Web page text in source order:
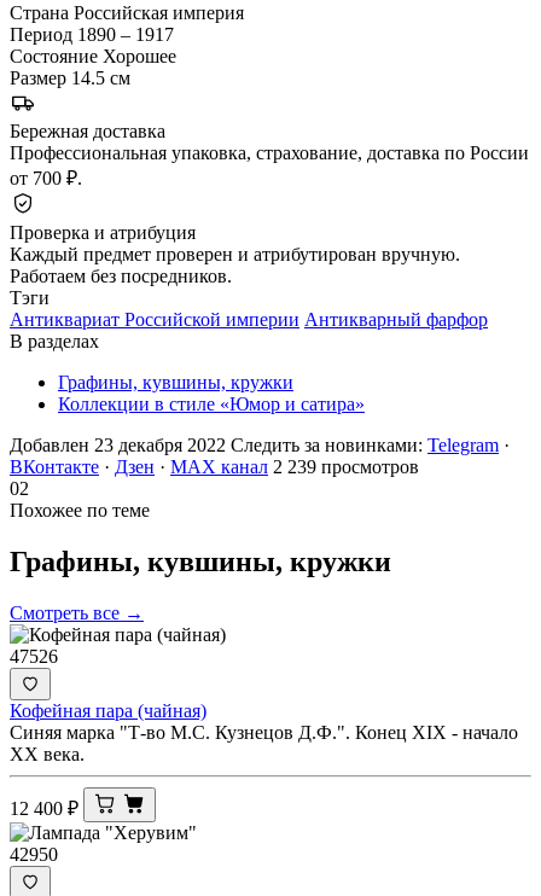
Страна Российская империя
Период 1890 – 1917
Состояние Хорошее
Размер 14.5 см
Бережная доставка
Профессиональная упаковка, страхование, доставка по России
от 700 ₽.
Проверка и атрибуция
Каждый предмет проверен и атрибутирован вручную.
Работаем без посредников.
Тэги
Антиквариат Российской империи Антикварный фарфор
В разделах
Графины, кувшины, кружки
Коллекции в стиле «Юмор и сатира»
Добавлен 23 декабря 2022 Следить за новинками: Telegram ·
ВКонтакте · Дзен · MAX канал 2 239 просмотров
02
Похожее по теме
Графины, кувшины, кружки
Смотреть все →
47526
Кофейная пара (чайная)
Синяя марка "Т-во М.С. Кузнецов Д.Ф.". Конец XIX - начало
ХХ века.
12 400 ₽
42950